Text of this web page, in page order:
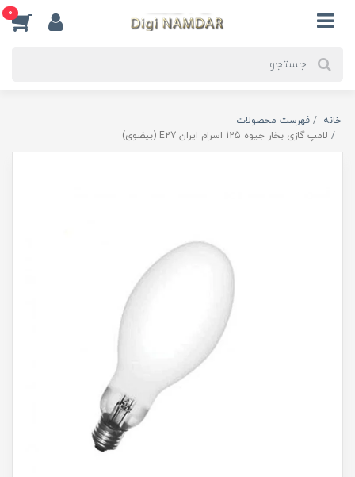
0
خانه
فهرست محصولات
لامپ گازی بخار جیوه 125 اسرام ایران E27 (بیضوی)